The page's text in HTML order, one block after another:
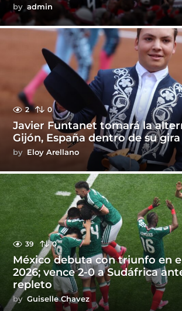
by admin
2 0
Javier Funtanet tomará la
Gijón, España dentro de su
by Eloy Arellano
39 0
México debuta con triunfo en
2026; vence 2-0 a Sudáfrica
repleto
by Guiselle Chavez